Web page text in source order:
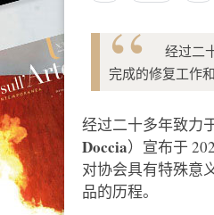
经过二
完成的修复工作
经过二十多年致力
Doccia）宣布于
对协会具有特殊意
品的历程。